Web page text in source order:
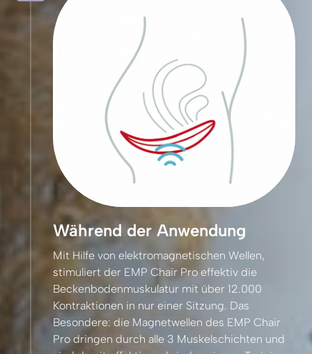
Während der Anwendung
Mit Hilfe von elektromagnetischen
stimuliert der EMP Chair Pro effektiv
Beckenbodenmuskulatur mit über
Kontraktionen in nur einer Sitzung.
Besondere: die Magnetwellen des EMP
Pro dringen durch alle 3 Muskelschichten